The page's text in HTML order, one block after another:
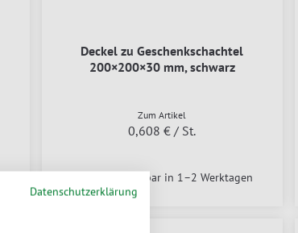
Deckel zu Geschenkschachtel
200×200×30 mm, schwarz
Zum Artikel
0,608 € / St.
Sofort lieferbar in 1–2 Werktagen
Datenschutzerklärung